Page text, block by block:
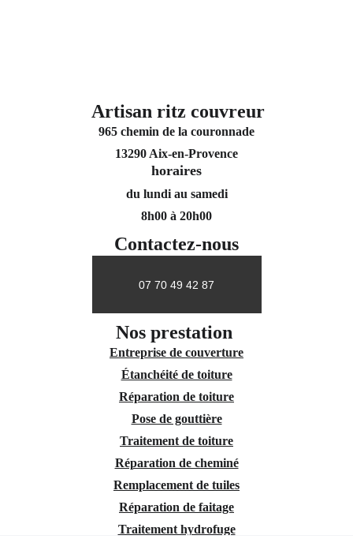
Contactez-nous
07 70 49 42 87
Artisan ritz couvreur
Nos prestation
Entreprise de couverture
Étanchéité de toiture
Réparation de toiture
Pose de gouttière
Traitement de toiture
Réparation de cheminé
Remplacement de tuiles
Réparation de faitage
Traitement hydrofuge
965 chemin de la couronnade
13290 Aix-en-Provence
horaires
du lundi au samedi
8h00 à 20h00